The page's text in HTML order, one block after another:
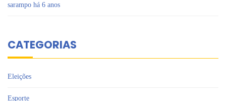
sarampo há 6 anos
CATEGORIAS
Eleições
Esporte